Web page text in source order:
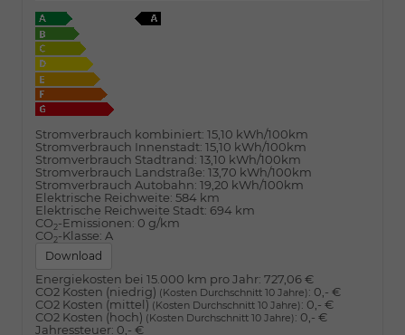
Stromverbrauch kombiniert: 15,10 kWh/100km
Stromverbrauch Innenstadt: 15,10 kWh/100km
Stromverbrauch Stadtrand: 13,10 kWh/100km
Stromverbrauch Landstraße: 13,70 kWh/100km
Stromverbrauch Autobahn: 19,20 kWh/100km
Elektrische Reichweite: 584 km
Elektrische Reichweite Stadt: 694 km
CO2-Emissionen: 0 g/km
CO2-Klasse: A
Download
Energiekosten bei 15.000 km pro Jahr: 727,06 €
CO2 Kosten (niedrig) (Kosten Durchschnitt 10 Jahre): 0,- €
CO2 Kosten (mittel) (Kosten Durchschnitt 10 Jahre): 0,- €
CO2 Kosten (hoch) (Kosten Durchschnitt 10 Jahre): 0,- €
Jahressteuer: 0,- €